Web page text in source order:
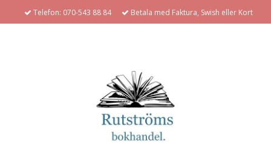
Telefon: 070-543 88 84 Betala med Faktura, Swish eller Kort